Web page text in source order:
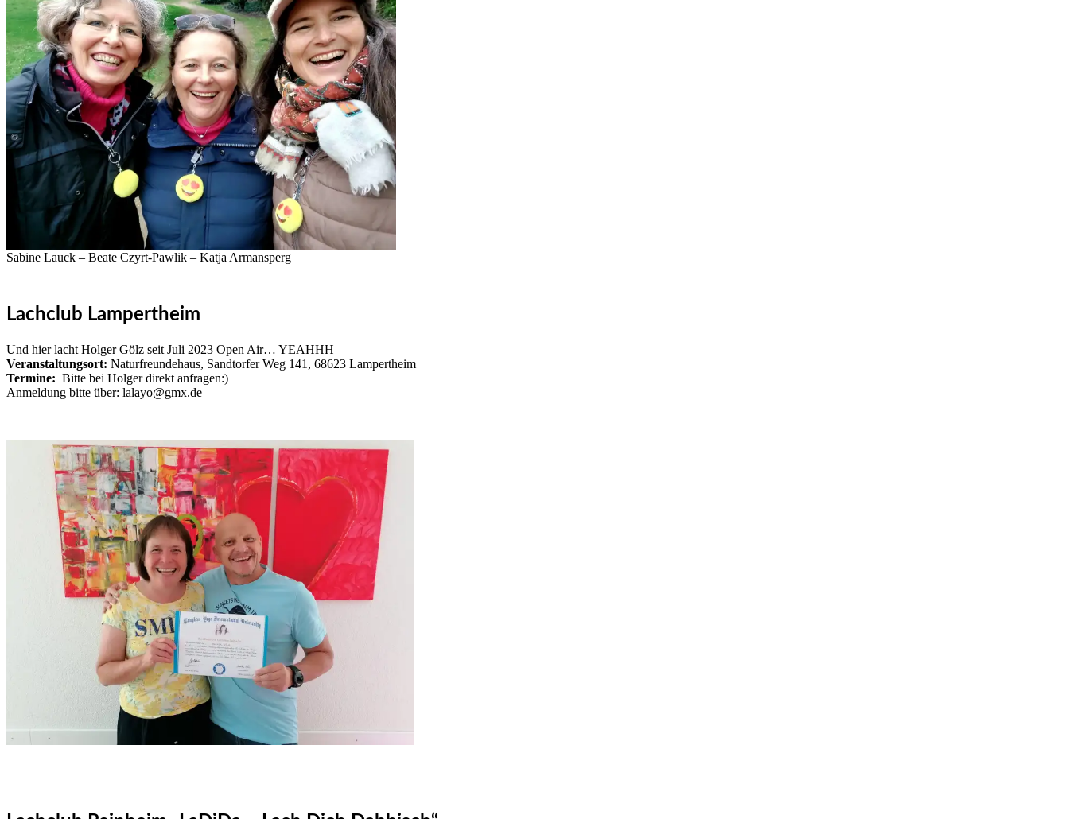
Sabine Lauck – Beate Czyrt-Pawlik – Katja Armansperg
Lachclub Lampertheim
Und hier lacht Holger Gölz seit Juli 2023 Open Air… YEAHHH
Veranstaltungsort: Naturfreundehaus, Sandtorfer Weg 141, 68623 Lampertheim
Termine: Bitte bei Holger direkt anfragen:)
Anmeldung bitte über: lalayo@gmx.de